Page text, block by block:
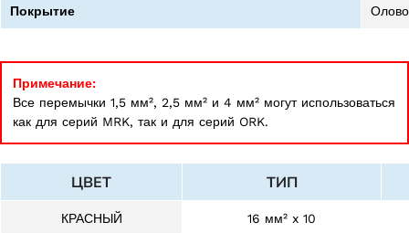
Покрытие Олово
Примечание:
Все перемычки 1,5 мм², 2,5 мм² и 4 мм² могут использоваться
как для серий MRK, так и для серий ORK.
ЦВЕТ ТИП
КРАСНЫЙ 16 мм² x 10